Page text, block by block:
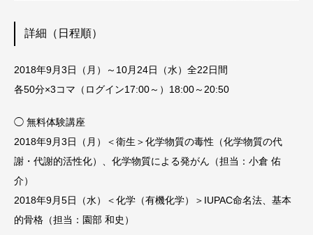
詳細（日程順）
2018年9月3日（月）～10月24日（水）全22日間
各50分×3コマ（ログイン17:00～）18:00～20:50
◯ 無料体験講座
2018年9月3日（月）＜衛生 ＞化学物質の毒性（化学物質の代
謝・代謝的活性化）、化学物質による発がん （担当：小倉 佑
介）
2018年9月5日（水）＜化学（有機化学）＞IUPAC命名法、基本
的骨格（担当：園部 和史）